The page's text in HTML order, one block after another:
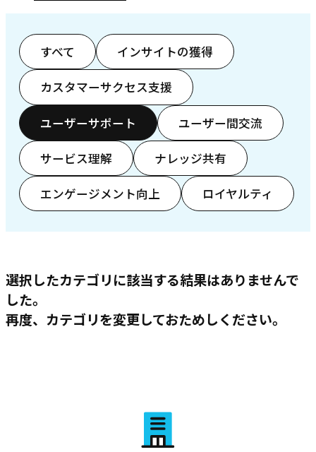
すべて インサイトの獲得
カスタマーサクセス支援
ユーザーサポート ユーザー間交流
サービス理解 ナレッジ共有
エンゲージメント向上 ロイヤルティ
選択したカテゴリに該当する結果はありませんで
した。
再度、カテゴリを変更しておためしください。